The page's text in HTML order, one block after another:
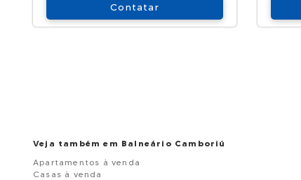
Contatar
Veja também em Balneário Camboriú
Apartamentos à venda
Casas à venda